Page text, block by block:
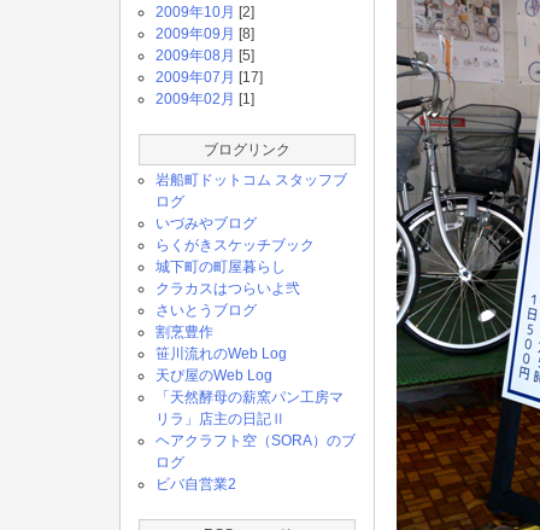
2009年10月 [2]
2009年09月 [8]
2009年08月 [5]
2009年07月 [17]
2009年02月 [1]
ブログリンク
岩船町ドットコム スタッフブ
ログ
いづみやブログ
らくがきスケッチブック
城下町の町屋暮らし
クラカスはつらいよ弐
さいとうブログ
割烹豊作
笹川流れのWeb Log
天ぴ屋のWeb Log
「天然酵母の薪窯パン工房マ
リラ」店主の日記Ⅱ
ヘアクラフト空（SORA）のブ
ログ
ビバ自営業2